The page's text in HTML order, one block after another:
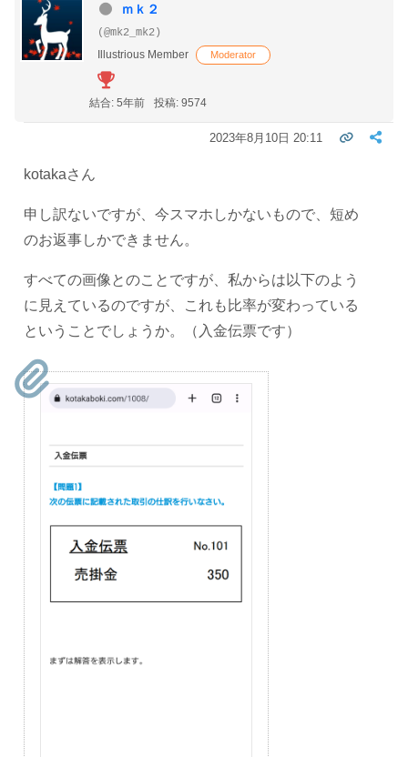
ｍｋ２
(@mk2_mk2)
Illustrious Member
Moderator
結合: 5年前 投稿: 9574
2023年8月10日 20:11
kotakaさん
申し訳ないですが、今スマホしかないもので、短め
のお返事しかできません。
すべての画像とのことですが、私からは以下のよう
に見えているのですが、これも比率が変わっている
ということでしょうか。（入金伝票です）